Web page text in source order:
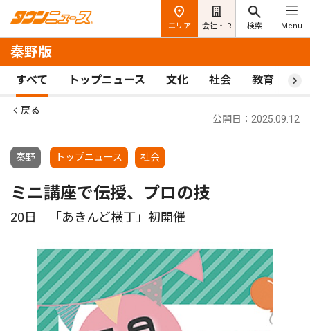
エリア 会社・IR 検索 Menu
秦野版
すべて トップニュース 文化 社会 教育 ス
戻る
秦野 トップニュース 社会
公開日：2025.09.12
ミニ講座で伝授、プロの技
20日 「あきんど横丁」初開催